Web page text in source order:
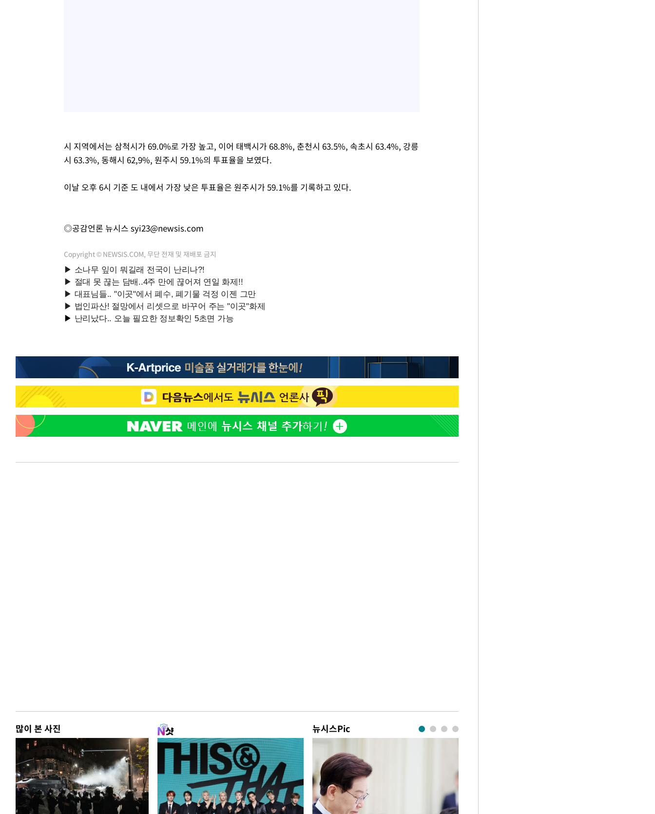
시 지역에서는 삼척시가 69.0%로 가장 높고, 이어 태백시가 68.8%, 춘천시 63.5%, 속초시 63.4%, 강릉
시 63.3%, 동해시 62,9%, 원주시 59.1%의 투표율을 보였다.
이날 오후 6시 기준 도 내에서 가장 낮은 투표율은 원주시가 59.1%를 기록하고 있다.
◎공감언론 뉴시스 syi23@newsis.com
Copyright © NEWSIS.COM, 무단 전재 및 재배포 금지
많이 본 사진 뉴시스Pic